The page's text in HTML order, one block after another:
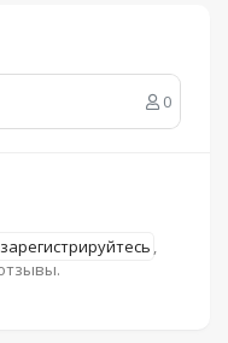
0
зарегистрируйтесь ,